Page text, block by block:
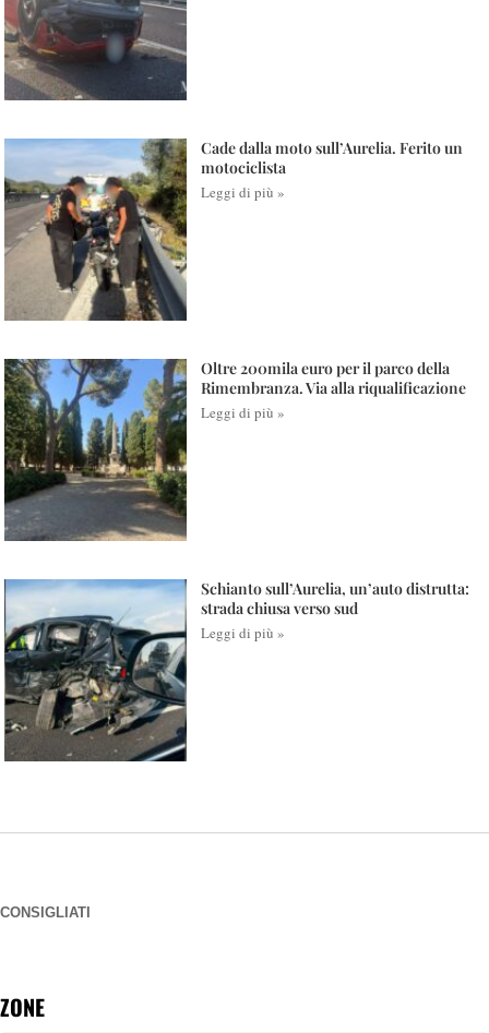
Cade dalla moto sull’Aurelia. Ferito un
motociclista
Leggi di più »
Oltre 200mila euro per il parco della
Rimembranza. Via alla riqualificazione
Leggi di più »
Schianto sull’Aurelia, un’auto distrutta:
strada chiusa verso sud
Leggi di più »
CONSIGLIATI
ZONE